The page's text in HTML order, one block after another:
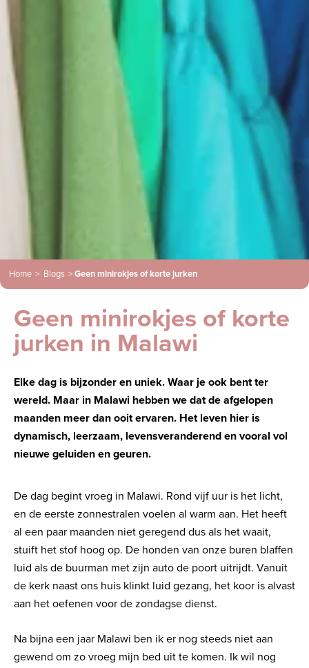
Home > Blogs >Geen minirokjes of korte jurken
Geen minirokjes of korte
jurken in Malawi
Elke dag is bijzonder en uniek. Waar je ook bent ter
wereld. Maar in Malawi hebben we dat de afgelopen
maanden meer dan ooit ervaren. Het leven hier is
dynamisch, leerzaam, levensveranderend en vooral vol
nieuwe geluiden en geuren.
De dag begint vroeg in Malawi. Rond vijf uur is het licht,
en de eerste zonnestralen voelen al warm aan. Het heeft
al een paar maanden niet geregend dus als het waait,
stuift het stof hoog op. De honden van onze buren blaffen
luid als de buurman met zijn auto de poort uitrijdt. Vanuit
de kerk naast ons huis klinkt luid gezang, het koor is alvast
aan het oefenen voor de zondagse dienst.
Na bijna een jaar Malawi ben ik er nog steeds niet aan
gewend om zo vroeg mijn bed uit te komen. Ik wil nog